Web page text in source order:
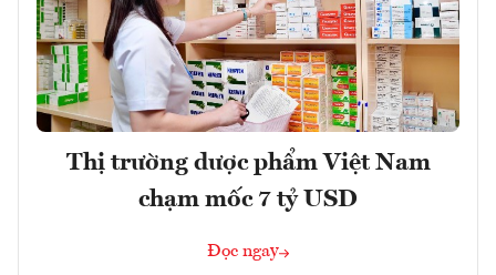
Thị trường dược phẩm Việt Nam
chạm mốc 7 tỷ USD
Đọc ngay